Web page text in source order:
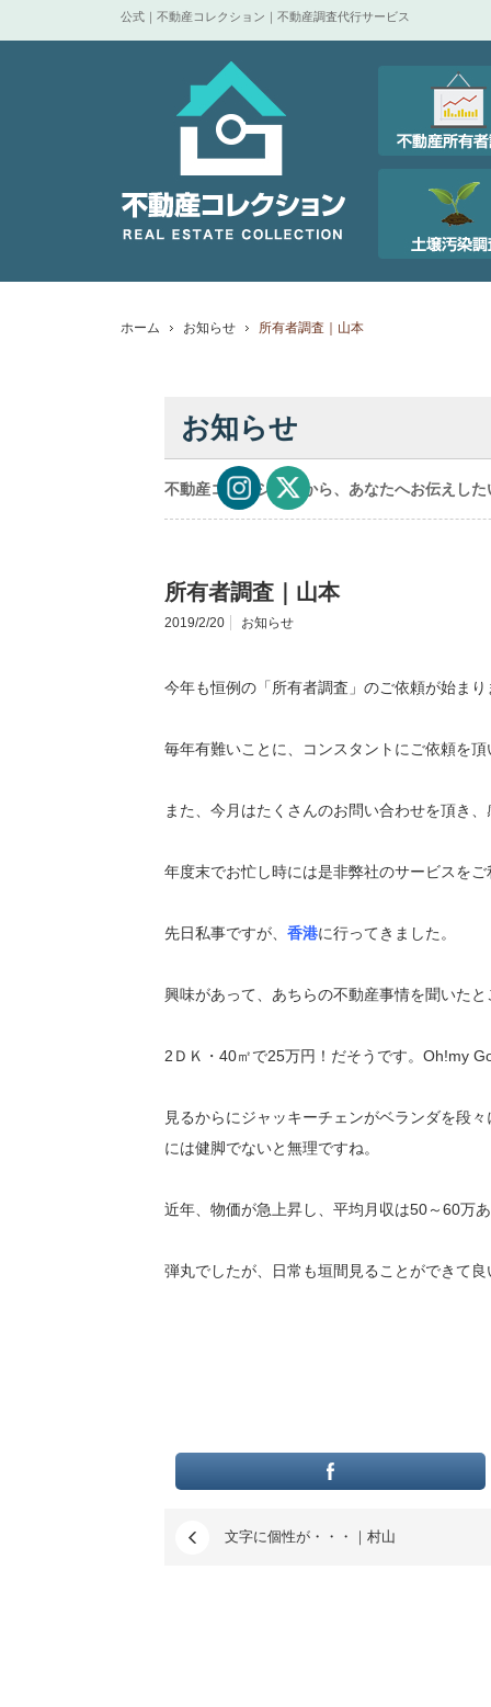
公式｜不動産コレクション｜不動産調査代行サービス
ホーム お知らせ 所有者調査｜山本
お知らせ
不動産コレクションから、あなたへお伝えした
所有者調査｜山本
2019/2/20 お知らせ
今年も恒例の「所有者調査」のご依頼が始まり
毎年有難いことに、コンスタントにご依頼を
また、今月はたくさんのお問い合わせを頂き
年度末でお忙し時には是非弊社のサービスを
先日私事ですが、 香港に行ってきました。
興味があって、あちらの不動産事情を聞いた
2ＤＫ・40㎡で25万円！だそうです。Oh!my
見るからにジャッキーチェンがベランダを段
には健脚でないと無理ですね。
近年、物価が急上昇し、平均月収は50～60万
弾丸でしたが、日常も垣間見ることができて
文字に個性が・・・｜村山